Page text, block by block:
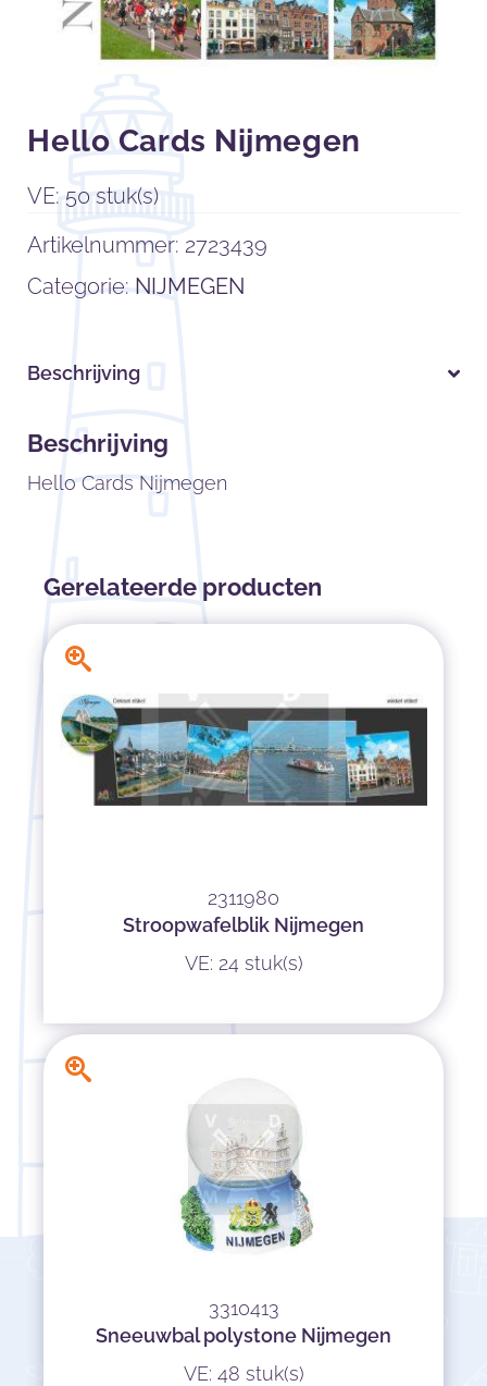
Hello Cards Nijmegen
VE: 50 stuk(s)
Artikelnummer: 2723439
Categorie: NIJMEGEN
Beschrijving
Beschrijving
Hello Cards Nijmegen
Gerelateerde producten
2311980
Stroopwafelblik Nijmegen
VE: 24 stuk(s)
3310413
Sneeuwbal polystone Nijmegen
VE: 48 stuk(s)